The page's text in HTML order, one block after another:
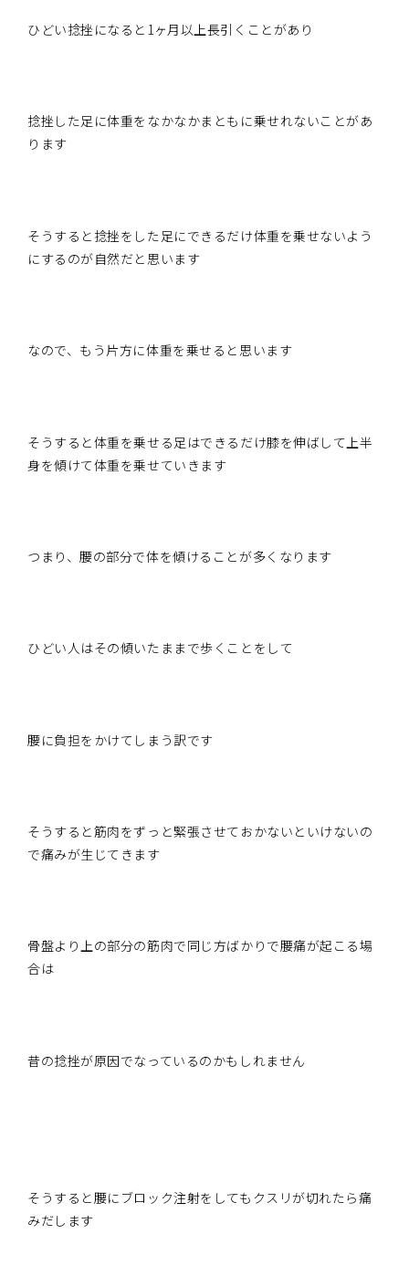
ひどい捻挫になると1ヶ月以上長引くことがあり
捻挫した足に体重をなかなかまともに乗せれないことがあ
ります
そうすると捻挫をした足にできるだけ体重を乗せないよう
にするのが自然だと思います
なので、もう片方に体重を乗せると思います
そうすると体重を乗せる足はできるだけ膝を伸ばして上半
身を傾けて体重を乗せていきます
つまり、腰の部分で体を傾けることが多くなります
ひどい人はその傾いたままで歩くことをして
腰に負担をかけてしまう訳です
そうすると筋肉をずっと緊張させておかないといけないの
で痛みが生じてきます
骨盤より上の部分の筋肉で同じ方ばかりで腰痛が起こる場
合は
昔の捻挫が原因でなっているのかもしれません
そうすると腰にブロック注射をしてもクスリが切れたら痛
みだします